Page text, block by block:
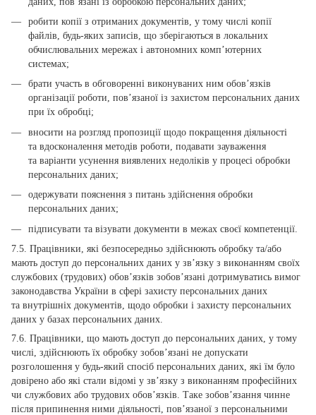
робити копії з отриманих документів, у тому числі копії
файлів, будь-яких записів, що зберігаються в локальних
обчислювальних мережах і автономних комп’ютерних
системах;
брати участь в обговоренні виконуваних ним обов’язків
організації роботи, пов’язаної із захистом персональних даних
при їх обробці;
вносити на розгляд пропозиції щодо покращення діяльності
та вдосконалення методів роботи, подавати зауваження
та варіанти усунення виявлених недоліків у процесі обробки
персональних даних;
одержувати пояснення з питань здійснення обробки
персональних даних;
підписувати та візувати документи в межах своєї компетенції.
7.5. Працівники, які безпосередньо здійснюють обробку та/або
мають доступ до персональних даних у зв’язку з виконанням своїх
службових (трудових) обов’язків зобов’язані дотримуватись вимог
законодавства України в сфері захисту персональних даних
та внутрішніх документів, щодо обробки і захисту персональних
даних у базах персональних даних.
7.6. Працівники, що мають доступ до персональних даних, у тому
числі, здійснюють їх обробку зобов’язані не допускати
розголошення у будь-який спосіб персональних даних, які їм було
довірено або які стали відомі у зв’язку з виконанням професійних
чи службових або трудових обов’язків. Таке зобов’язання чинне
після припинення ними діяльності, пов’язаної з персональними